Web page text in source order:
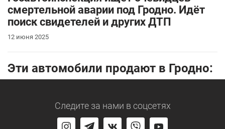
смертельной аварии под Гродно. Идёт
поиск свидетелей и других ДТП
12 июня 2025
Эти автомобили продают в Гродно:
Следите за нами в соцсетях